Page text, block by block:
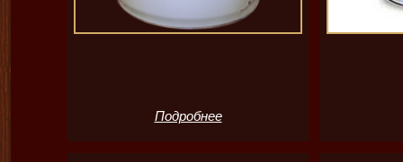
Подробнее